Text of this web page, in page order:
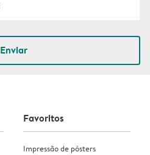
Enviar
Favoritos
Impressão de pósters